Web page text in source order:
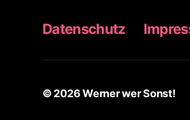
Datenschutz
© 2026Werner wer Sonst!